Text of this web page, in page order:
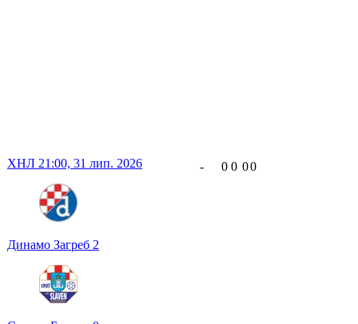
ХНЛ 21:00, 31 лип. 2026
Динамо Загреб 2
- 0 0 00